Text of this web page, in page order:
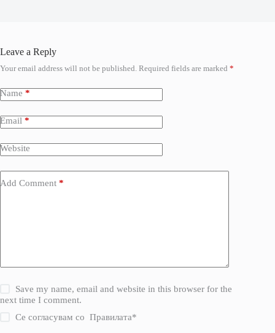
Leave a Reply
Your email address will not be published. Required fields are marked *
Name *
Email *
Website
Add Comment *
Save my name, email and website in this browser for the
next time I comment.
Се согласувам соПравилата*